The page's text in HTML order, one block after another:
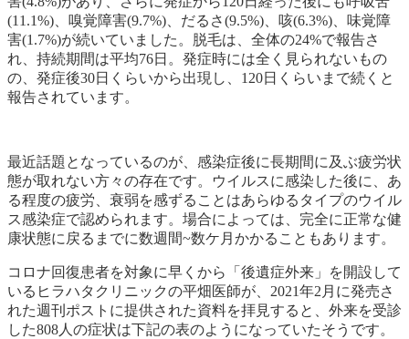
(11.1%)
嗅覚障害(9.7%) だるさ(9.5%) 咳(6.3%)
味覚障
害(1.7%)が続いていました。脱毛は、全体の24%で報告さ
れ、持続期間は平均76日。発症時には全く見られないもの
の、発症後30日くらいから出現し、120日くらいまで続くと
報告されています。
最近話題となっているのが、 感染症後に長期間に及ぶ疲労状
態が取れない方々の存在です。ウイルスに感染した後に、あ
る程度の疲労、衰弱を感ずることはあらゆるタイプのウイル
ス感染症で認められます。場合によっては、完全に正常な健
康状態に戻るまでに数週間~数ケ月かかることもあります。
コロナ回復患者を対象に早くから「後遺症外来」を開設して
いるヒラハタクリニックの平畑医師が、2021年2月に発売さ
れた週刊ポストに提供された資料を拝見すると、外来を受診
した808人の症状は下記の表のようになっていたそうです。